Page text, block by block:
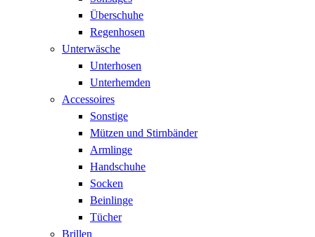
Überschuhe
Regenhosen
Unterwäsche
Unterhosen
Unterhemden
Accessoires
Sonstige
Mützen und Stirnbänder
Armlinge
Handschuhe
Socken
Beinlinge
Tücher
Brillen